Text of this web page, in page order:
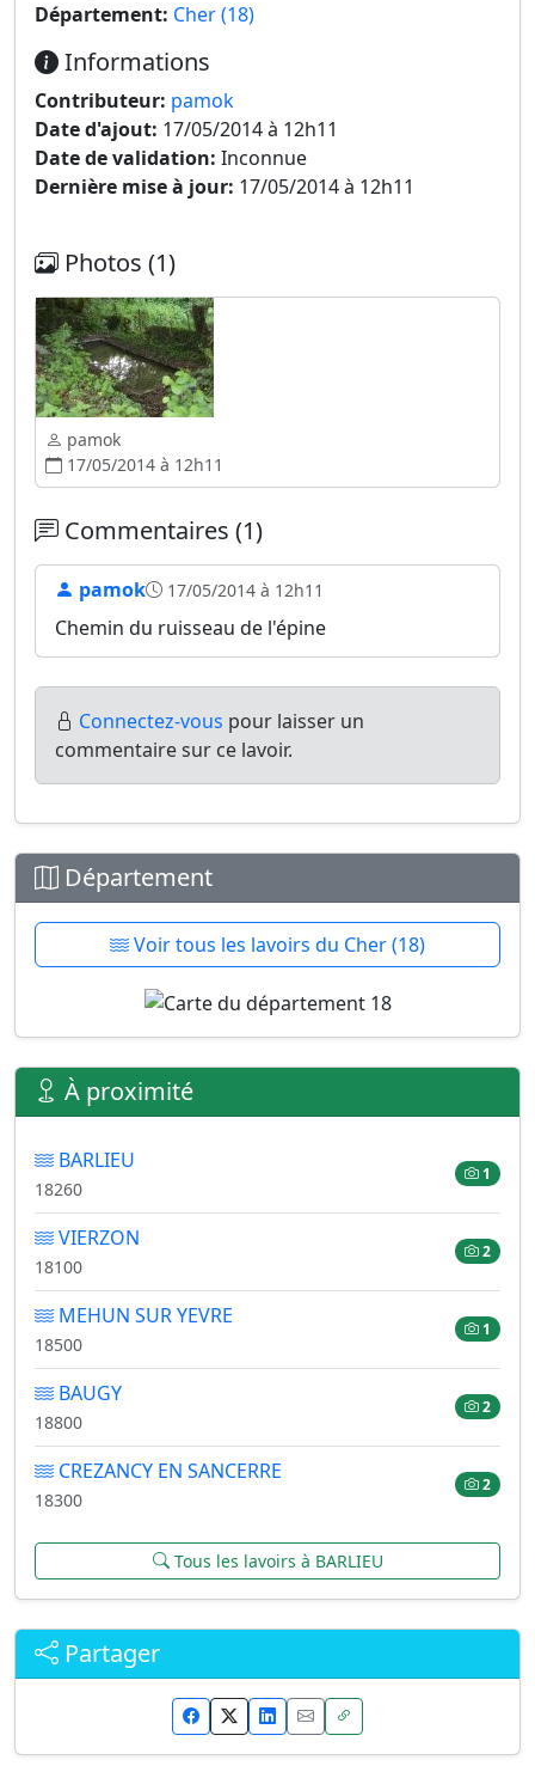
Département: Cher (18)
Informations
Contributeur: pamok
Date d'ajout: 17/05/2014 à 12h11
Date de validation: Inconnue
Dernière mise à jour: 17/05/2014 à 12h11
Photos (1)
pamok
17/05/2014 à 12h11
Commentaires (1)
pamok 17/05/2014 à 12h11
Chemin du ruisseau de l'épine
Connectez-vous pour laisser un
commentaire sur ce lavoir.
Département
Voir tous les lavoirs du Cher (18)
À proximité
BARLIEU
18260
1
VIERZON
18100
2
MEHUN SUR YEVRE
18500
1
BAUGY
18800
2
CREZANCY EN SANCERRE
18300
2
Tous les lavoirs à BARLIEU
Partager